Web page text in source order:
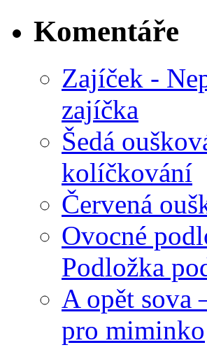
Komentáře
Zajíček -
zajíčka
Šedá
kolíčkování
Červená
Ovocné
Podložka
A opět sova
pro miminko